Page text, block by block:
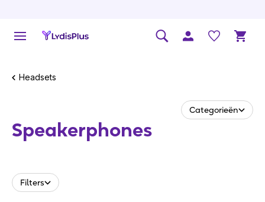
Headsets
Categorieën
Speakerphones
Filters